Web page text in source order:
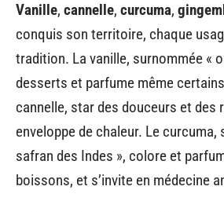
Vanille, cannelle, curcuma,
conquis son territoire, chaque
tradition. La vanille, surnommée «
desserts et parfume même
cannelle, star des douceurs et des
enveloppe de chaleur. Le curcuma,
safran des Indes », colore et
boissons, et s’invite en médecine